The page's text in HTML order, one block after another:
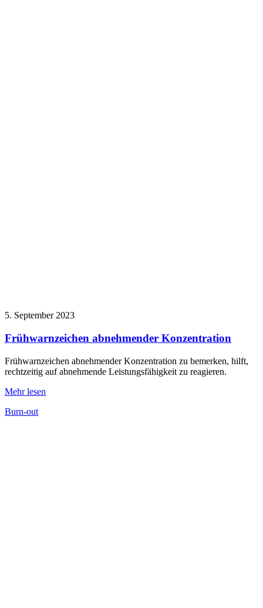
5. September 2023
Frühwarnzeichen abnehmender Konzentration
Frühwarnzeichen abnehmender Konzentration zu bemerken, hilft,
rechtzeitig auf abnehmende Leistungsfähigkeit zu reagieren.
Mehr lesen
Burn-out